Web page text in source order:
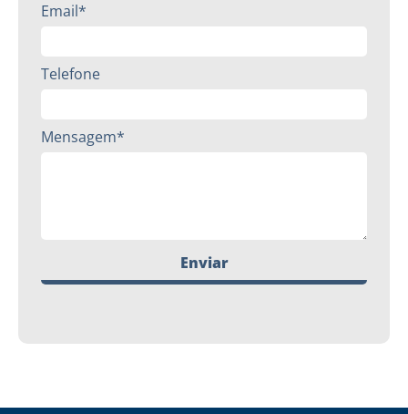
Email*
Telefone
Mensagem*
Enviar